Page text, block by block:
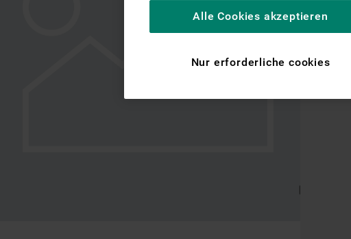
basierend auf Ihrer Nutzung der Website zu
personalisieren, die Funktionalität der
spezifische Funktionen anzubieten
Plattformen, beispielsweise Google LLC –
Nur erforderliche cookies
Alle Cookies akzeptieren